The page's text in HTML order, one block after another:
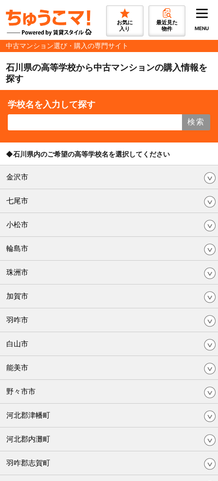
お気に
入り
最近見た
物件
MENU
中古マンション選び・購入の専門サイト
石川県の高等学校から中古マンションの購入情報を
探す
学校名を入力して探す
検索
◆石川県内のご希望の高等学校名を選択してください
金沢市
七尾市
小松市
輪島市
珠洲市
加賀市
羽咋市
白山市
能美市
野々市市
河北郡津幡町
河北郡内灘町
羽咋郡志賀町